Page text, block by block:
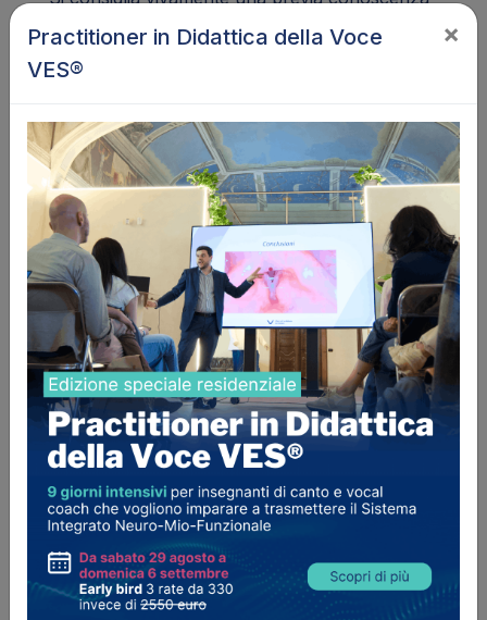
della teoria e armonia della Popular Music.
Esami
Il corso non prevede esami.
Qualifiche
Il certificato rilasciato da Voice Evolution
Institute al termine del corso è un certificato di
partecipazione di carattere privato senza
votazione.
Pagamenti
Si accettano pagamenti tramite Bonifico
Bancario o PayPal.
Pagando con Bonifico Bancario, dovrai
attendere qualche giorno perché venga
confermata la ricezione del tuo pagamento e il
corso venga attivato nella tua area studente
personale.
Practitioner in Didattica della Voce
VES®
×